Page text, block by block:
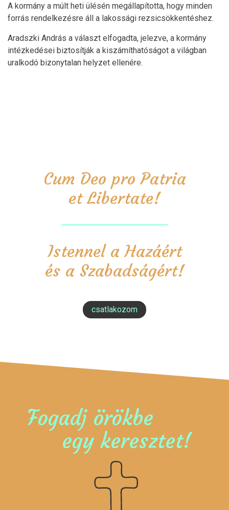
A kormány a múlt heti ülésén megállapította, hogy minden
forrás rendelkezésre áll a lakossági rezsicsökkentéshez.
Aradszki András a választ elfogadta, jelezve, a kormány
intézkedései biztosítják a kiszámíthatóságot a világban
uralkodó bizonytalan helyzet ellenére.
Cum Deo pro Patria
et Libertate!
Istennel a Hazáért
és a Szabadságért!
csatlakozom
Fogadj örökbe
egy keresztet!